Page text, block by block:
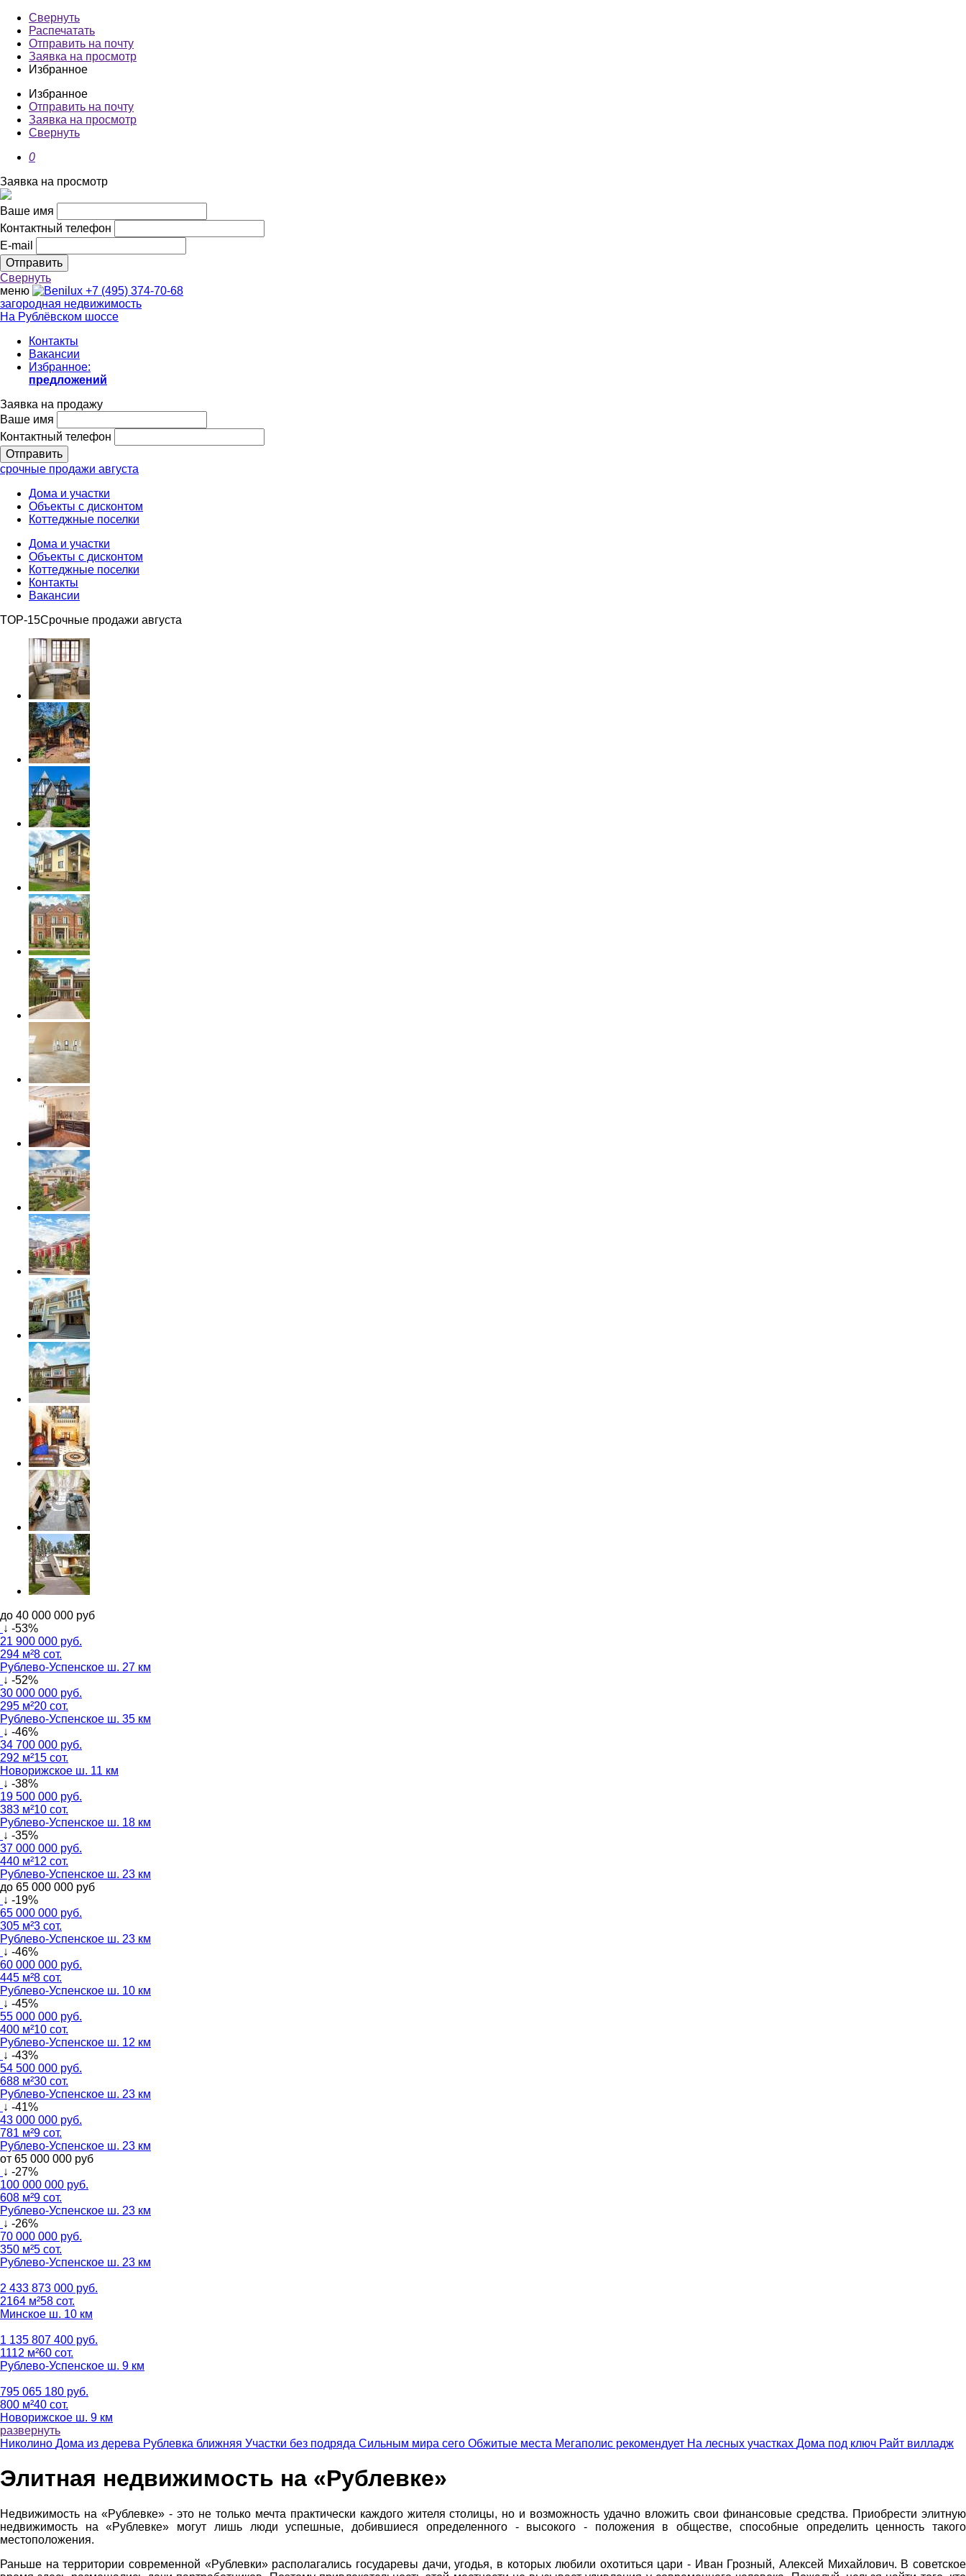
Свернуть
Распечатать
Отправить на почту
Заявка на просмотр
Избранное
Избранное
Отправить на почту
Заявка на просмотр
Свернуть
0
Заявка на просмотр
Ваше имя
Контактный телефон
E-mail
Свернуть
меню
+7 (495) 374-70-68
загородная недвижимость
На Рублёвском шоссе
Контакты
Вакансии
Избранное:
предложений
Заявка на продажу
Ваше имя
Контактный телефон
срочные продажи августа
Дома и участки
Объекты с дисконтом
Коттеджные поселки
Дома и участки
Объекты с дисконтом
Коттеджные поселки
Контакты
Вакансии
TOP-15Срочные продажи августа
до 40 000 000 руб
↓ -53%
21 900 000 руб.
294 м²8 сот.
Рублево-Успенское ш. 27 км
↓ -52%
30 000 000 руб.
295 м²20 сот.
Рублево-Успенское ш. 35 км
↓ -46%
34 700 000 руб.
292 м²15 сот.
Новорижское ш. 11 км
↓ -38%
19 500 000 руб.
383 м²10 сот.
Рублево-Успенское ш. 18 км
↓ -35%
37 000 000 руб.
440 м²12 сот.
Рублево-Успенское ш. 23 км
до 65 000 000 руб
↓ -19%
65 000 000 руб.
305 м²3 сот.
Рублево-Успенское ш. 23 км
↓ -46%
60 000 000 руб.
445 м²8 сот.
Рублево-Успенское ш. 10 км
↓ -45%
55 000 000 руб.
400 м²10 сот.
Рублево-Успенское ш. 12 км
↓ -43%
54 500 000 руб.
688 м²30 сот.
Рублево-Успенское ш. 23 км
↓ -41%
43 000 000 руб.
781 м²9 сот.
Рублево-Успенское ш. 23 км
от 65 000 000 руб
↓ -27%
100 000 000 руб.
608 м²9 сот.
Рублево-Успенское ш. 23 км
↓ -26%
70 000 000 руб.
350 м²5 сот.
Рублево-Успенское ш. 23 км
2 433 873 000 руб.
2164 м²58 сот.
Минское ш. 10 км
1 135 807 400 руб.
1112 м²60 сот.
Рублево-Успенское ш. 9 км
795 065 180 руб.
800 м²40 сот.
Новорижское ш. 9 км
развернуть
Николино Дома из дерева Рублевка ближняя Участки без подряда Сильным мира сего Обжитые места Мегаполис рекомендует На лесных участках Дома под ключ Райт вилладж
Элитная недвижимость на «Рублевке»
Недвижимость на «Рублевке» - это не только мечта практически каждого жителя столицы, но и возможность удачно вложить свои финансовые средства. Приобрести элитную
недвижимость на «Рублевке» могут лишь люди успешные, добившиеся определенного - высокого - положения в обществе, способные определить ценность такого
местоположения.
Раньше на территории современной «Рублевки» располагались государевы дачи, угодья, в которых любили охотиться цари - Иван Грозный, Алексей Михайлович. В советское